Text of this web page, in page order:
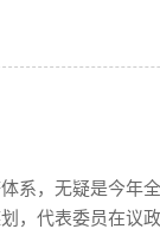
系，无疑是今年
，代表委员在议